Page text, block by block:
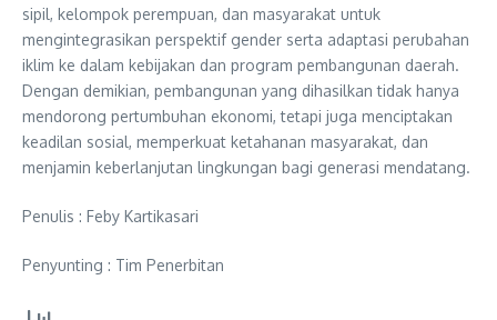
sipil, kelompok perempuan, dan masyarakat untuk
mengintegrasikan perspektif gender serta adaptasi perubahan
iklim ke dalam kebijakan dan program pembangunan daerah.
Dengan demikian, pembangunan yang dihasilkan tidak hanya
mendorong pertumbuhan ekonomi, tetapi juga menciptakan
keadilan sosial, memperkuat ketahanan masyarakat, dan
menjamin keberlanjutan lingkungan bagi generasi mendatang.
Penulis : Feby Kartikasari
Penyunting : Tim Penerbitan